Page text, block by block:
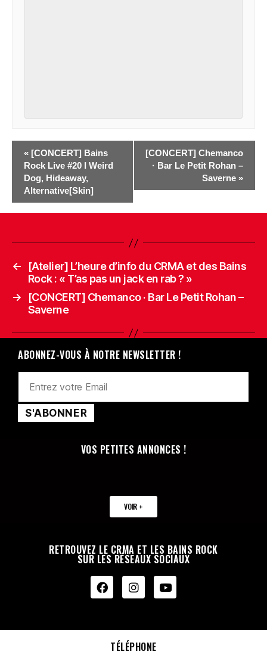
« [CONCERT] Bains
Rock Live #20 I Weird
Dog, Hideaway,
Alternative[Skin]
[CONCERT] Chemanco
· Bar Le Petit Rohan –
Saverne »
←
[Atelier] L’heure d’info du CRMA et des Bains
Rock : « T’as pas un jack en rab ? »
→
[CONCERT] Chemanco · Bar Le Petit Rohan –
Saverne
ABONNEZ-VOUS À NOTRE NEWSLETTER !
VOS PETITES ANNONCES !
VOIR +
RETROUVEZ LE CRMA ET LES BAINS ROCK
SUR LES RÉSEAUX SOCIAUX
TÉLÉPHONE